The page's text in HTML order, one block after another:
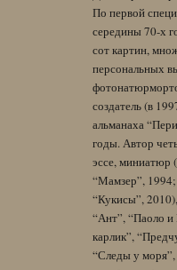
По первой
середины 70-х
сот картин,
персональных
создатель (в
альманаха
годы. Автор
эссе, миниатюр
“Мамзер”,
“Кукисы”,
“Ант”, “Паоло
карлик”,
“Следы у